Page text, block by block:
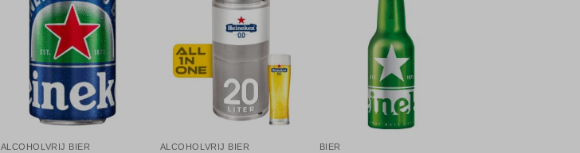
Toevoegen
aan
verlanglijst
ALCOHOLVRIJ BIER
Toevoegen
verlanglijst
ALCOHOLVRIJ BIER
Toevoegen
verlanglijst
BIER